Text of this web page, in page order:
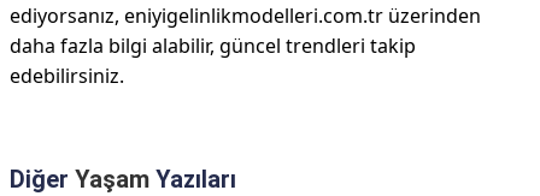
ediyorsanız, eniyigelinlikmodelleri.com.tr üzerinden
daha fazla bilgi alabilir, güncel trendleri takip
edebilirsiniz.
Diğer Yaşam Yazıları